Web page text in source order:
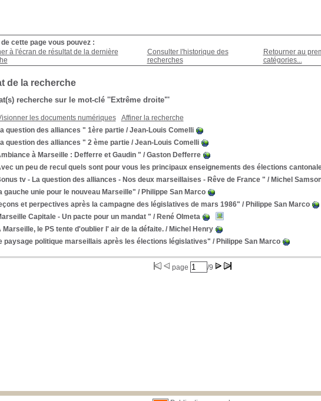
cette page vous pouvez :
à l'écran de résultat de la dernière
Consulter l'historique des
recherches
Retourner au
catégories...
de la recherche
recherche sur le mot-clé ''Extrême droite"'
les documents numériques
Affiner la recherche
question des alliances " 1ère partie/ Jean-Louis Comelli
question des alliances " 2 ème partie/ Jean-Louis Comelli
à Marseille : Defferre et Gaudin " / Gaston Defferre
un peu de recul quels sont pour vous les principaux enseignements des élections
tv - La question des alliances - Nos deux marseillaises - Rêve de France " / Michel
gauche unie pour le nouveau Marseille" / Philippe San Marco
et perpectives après la campagne des législatives de mars 1986" / Philippe San Marco
Capitale - Un pacte pour un mandat " / René Olmeta
Marseille, le PS tente d'oublier l' air de la défaite./ Michel Henry
paysage politique marseillais après les élections législatives" / Philippe San Marco
page /9